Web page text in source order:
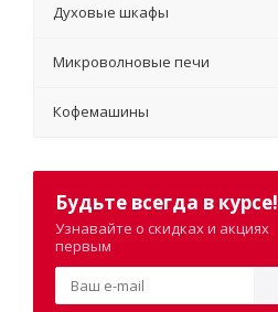
Духовые шкафы
Микроволновые печи
Кофемашины
Будьте всегда в курсе!
Узнавайте о скидках и акциях
первым